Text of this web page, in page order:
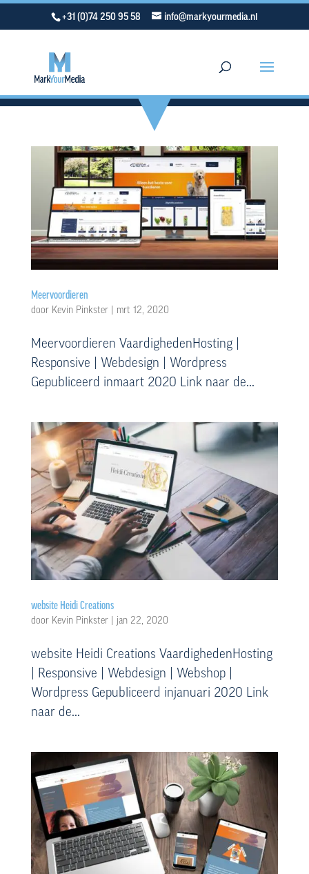
+31 (0)74 250 95 58 info@markyourmedia.nl
Meervoordieren
door Kevin Pinkster| mrt 12, 2020
Meervoordieren VaardighedenHosting |
Responsive | Webdesign | Wordpress
Gepubliceerd inmaart 2020 Link naar de...
website Heidi Creations
door Kevin Pinkster| jan 22, 2020
website Heidi Creations VaardighedenHosting
| Responsive | Webdesign | Webshop |
Wordpress Gepubliceerd injanuari 2020 Link
naar de...